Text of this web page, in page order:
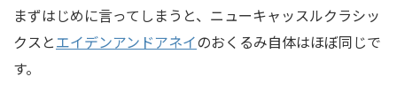
まずはじめに言ってしまうと、ニューキャッスルクラシッ
クスとエイデンアンドアネイのおくるみ自体はほぼ同じで
す。